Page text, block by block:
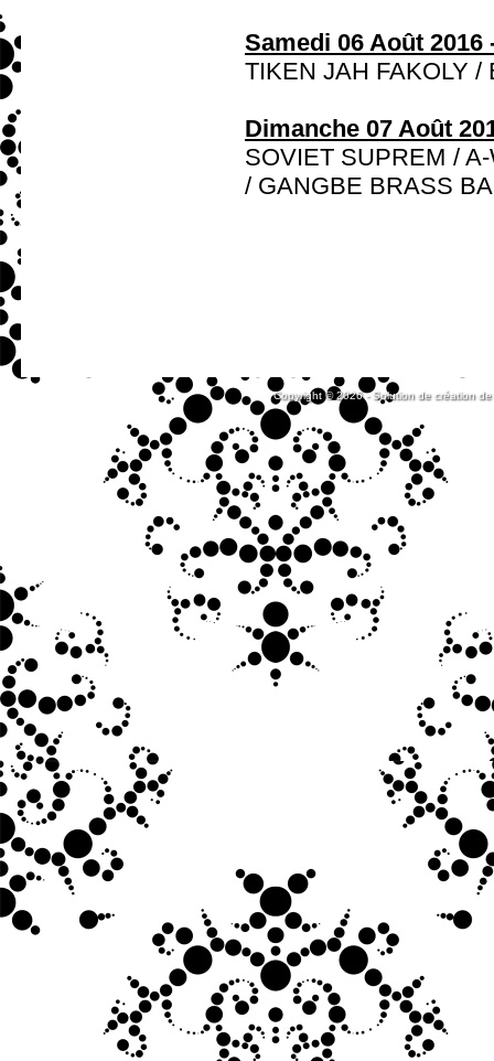
Samedi 06 Août 2016
TIKEN JAH FAKOLY
Dimanche 07 Août
SOVIET SUPREM /
/ GANGBE BRASS
Copyright © 2026 - Solution de création